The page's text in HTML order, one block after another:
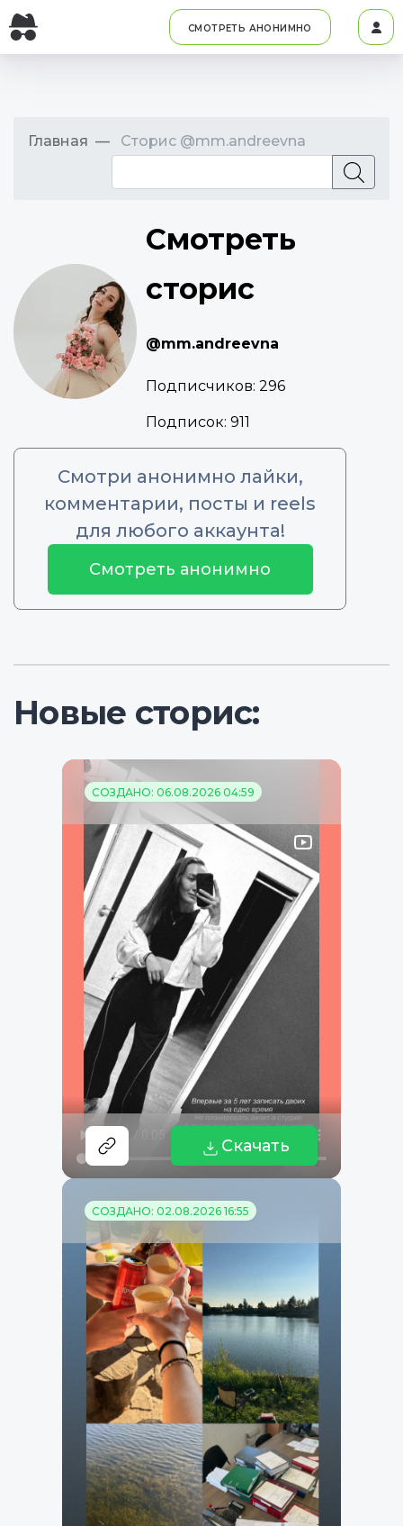
СМОТРЕТЬ АНОНИМНО
Главная Сторис @mm.andreevna
Смотреть
сторис
@mm.andreevna
Подписчиков: 296
Подписок: 911
Смотри анонимно лайки,
комментарии, посты и reels
для любого аккаунта!
Смотреть анонимно
Новые сторис:
СОЗДАНО: 06.08.2026 04:59
Скачать
СОЗДАНО: 02.08.2026 16:55